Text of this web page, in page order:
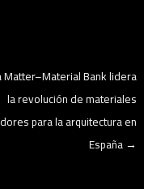
Matter–Material Bank lidera
la revolución de materiales
para la arquitectura en
España→